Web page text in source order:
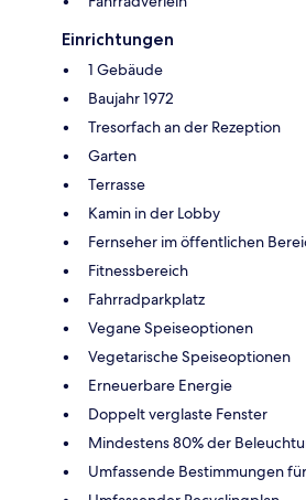
Einrichtungen
1 Gebäude
Baujahr 1972
Tresorfach an der Rezeption
Garten
Terrasse
Kamin in der Lobby
Fernseher im öffentlichen
Fitnessbereich
Fahrradparkplatz
Vegane Speiseoptionen
Vegetarische Speiseoptionen
Erneuerbare Energie
Doppelt verglaste Fenster
Mindestens 80% der
Umfassende Bestimmungen